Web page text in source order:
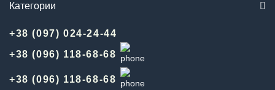
Категории
+38 (097) 024-24-44
+38 (096) 118-68-68
+38 (096) 118-68-68